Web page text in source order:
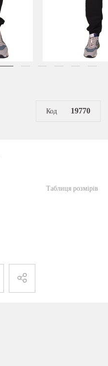
Код 19770
Таблиця розмірів